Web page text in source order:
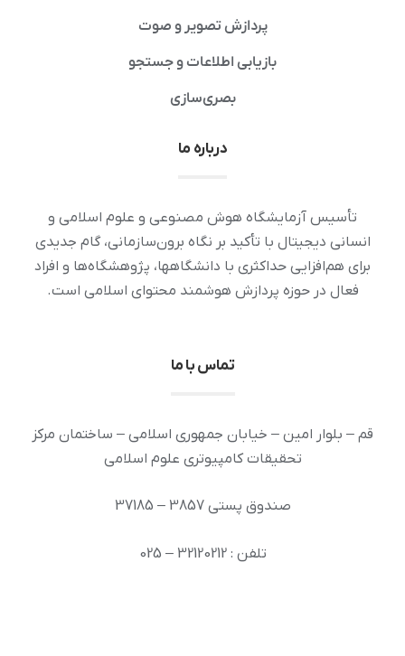
پردازش تصویر و صوت
بازیابی اطلاعات و جستجو
بصری‌سازی
درباره ما
تأسیس آزمایشگاه هوش مصنوعی و علوم اسلامی و
انسانی دیجیتال با تأکید بر نگاه برون‌سازمانی، گام جدیدی
برای هم‌افزایی حداکثری با دانشگاهها، پژوهشگاه‌ها و افراد
فعال در حوزه پردازش هوشمند محتوای اسلامی است.
تماس با ما
قم – بلوار امین – خیابان جمهوری اسلامی – ساختمان مرکز
تحقیقات کامپیوتری علوم اسلامی
صندوق پستی 3857 – 37185
تلفن : 32120212 – 025